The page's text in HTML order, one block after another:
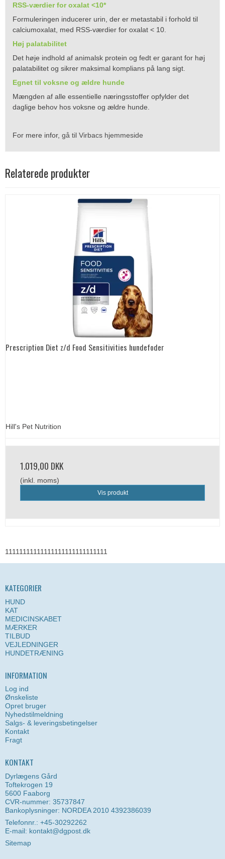
RSS-værdier for oxalat <10*
Formuleringen inducerer urin, der er metastabil i forhold til
calciumoxalat, med RSS-værdier for oxalat < 10.
Høj palatabilitet
Det høje indhold af animalsk protein og fedt er garant for høj
palatabilitet og sikrer maksimal komplians på lang sigt.
Egnet til voksne og ældre hunde
Mængden af alle essentielle næringsstoffer opfylder det
daglige behov hos voksne og ældre hunde.
For mere infor, gå til Virbacs hjemmeside
Relaterede produkter
Prescription Diet z/d Food Sensitivities hundefoder
Hill's Pet Nutrition
1.019,00 DKK
(inkl. moms)
Vis produkt
11111111111111111111111111111
KATEGORIER
HUND
KAT
MEDICINSKABET
MÆRKER
TILBUD
VEJLEDNINGER
HUNDETRÆNING
INFORMATION
Log ind
Ønskeliste
Opret bruger
Nyhedstilmeldning
Salgs- & leveringsbetingelser
Kontakt
Fragt
KONTAKT
Dyrlægens Gård
Toftekrogen 19
5600 Faaborg
CVR-nummer: 35737847
Bankoplysninger: NORDEA 2010 4392386039
Telefonnr.: +45-30292262
E-mail: kontakt@dgpost.dk
Sitemap